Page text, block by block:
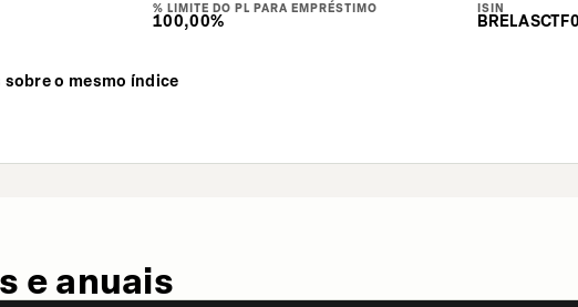
% LIMITE DO PL PARA EMPRÉSTIMO
100,00%
ISIN
o mesmo índice
e anuais